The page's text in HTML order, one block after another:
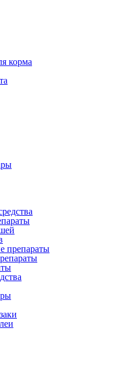
корма
препараты